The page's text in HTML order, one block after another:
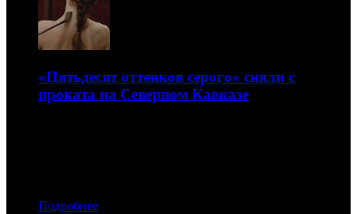
«Пятьдесят оттенков серого» сняли с
проката на Северном Кавказе
Подробнее